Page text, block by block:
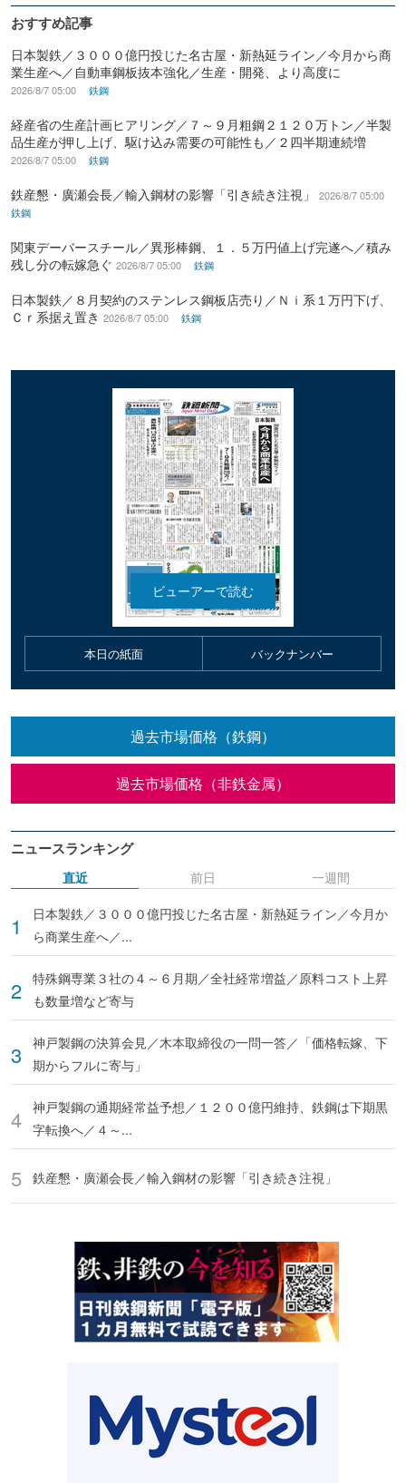
おすすめ記事
日本製鉄／３０００億円投じた名古屋・新熱延ライン／今月から商
業生産へ／自動車鋼板抜本強化／生産・開発、より高度に
2026/8/7 05:00 鉄鋼
経産省の生産計画ヒアリング／７～９月粗鋼２１２０万トン／半製
品生産が押し上げ、駆け込み需要の可能性も／２四半期連続増
2026/8/7 05:00 鉄鋼
鉄産懇・廣瀬会長／輸入鋼材の影響「引き続き注視」
2026/8/7 05:00
鉄鋼
関東デーバースチール／異形棒鋼、１．５万円値上げ完遂へ／積み
残し分の転嫁急ぐ 2026/8/7 05:00 鉄鋼
日本製鉄／８月契約のステンレス鋼板店売り／Ｎｉ系１万円下げ、
Ｃｒ系据え置き 2026/8/7 05:00 鉄鋼
本日の紙面 バックナンバー
過去市場価格（鉄鋼）
過去市場価格（非鉄金属）
ニュースランキング
直近
日本製鉄／３０００億円投じた名古屋・新熱延ライン／今月か
ら商業生産へ／...
特殊鋼専業３社の４～６月期／全社経常増益／原料コスト上昇
も数量増など寄与
神戸製鋼の決算会見／木本取締役の一問一答／「価格転嫁、下
期からフルに寄与」
神戸製鋼の通期経常益予想／１２００億円維持、鉄鋼は下期黒
字転換へ／４～...
鉄産懇・廣瀬会長／輸入鋼材の影響「引き続き注視」
前日 一週間